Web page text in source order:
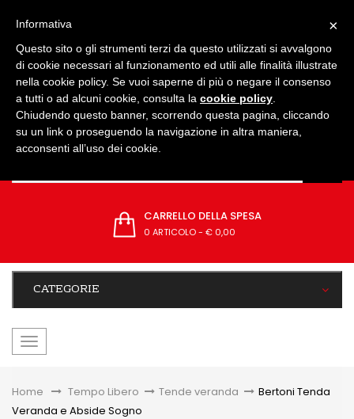
CARRELLO DELLA SPESA
0 ARTICOLO- € 0,00
CATEGORIE
navigazione
Home &gt;Tempo Libero > Tende veranda > Bertoni Tenda
Veranda e Abside Sogno
×
Informativa
Questo sito o gli strumenti terzi da questo utilizzati si avvalgono
di cookie necessari al funzionamento ed utili alle finalità illustrate
nella cookie policy. Se vuoi saperne di più o negare il consenso
a tutti o ad alcuni cookie, consulta la cookie policy
Chiudendo questo banner, scorrendo questa pagina, cliccando
su un link o proseguendo la navigazione in altra maniera,
acconsenti all’uso dei cookie.